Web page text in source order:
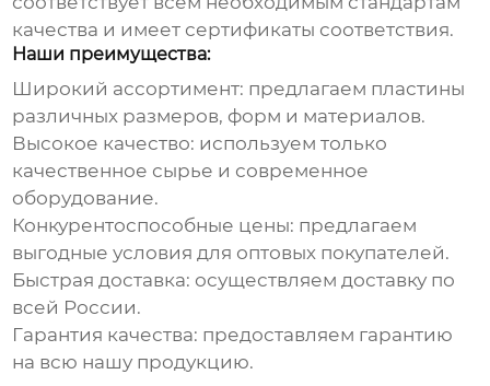
качества и имеет сертификаты соответствия.
Наши преимущества:
Широкий ассортимент: предлагаем пластины
различных размеров, форм и материалов.
Высокое качество: используем только
качественное сырье и современное
оборудование.
Конкурентоспособные цены: предлагаем
выгодные условия для оптовых покупателей.
Быстрая доставка: осуществляем доставку по
всей России.
Гарантия качества: предоставляем гарантию
на всю нашу продукцию.